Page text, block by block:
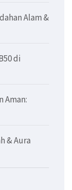
Alam &
di
Aman:
& Aura